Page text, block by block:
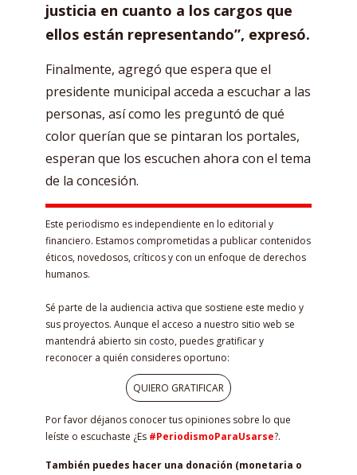
justicia en cuanto a los cargos que
ellos están representando”, expresó.
Finalmente, agregó que espera que el
presidente municipal acceda a escuchar a las
personas, así como les preguntó de qué
color querían que se pintaran los portales,
esperan que los escuchen ahora con el tema
de la concesión.
Este periodismo es independiente en lo editorial y
financiero. Estamos comprometidas a publicar contenidos
éticos, novedosos, críticos y con un enfoque de derechos
humanos.
Sé parte de la audiencia activa que sostiene este medio y
sus proyectos. Aunque el acceso a nuestro sitio web se
mantendrá abierto sin costo, puedes gratificar y
reconocer a quién consideres oportuno:
QUIERO GRATIFICAR
Por favor déjanos conocer tus opiniones sobre lo que
leíste o escuchaste ¿Es #PeriodismoParaUsarse?.
También puedes hacer una donación (monetaria o